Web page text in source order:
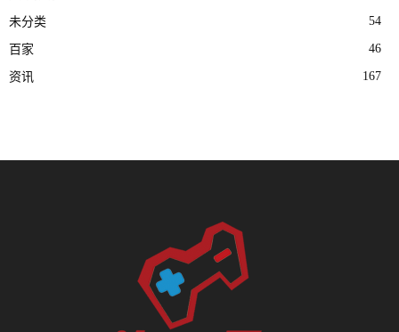
未分类 54
百家 46
资讯 167